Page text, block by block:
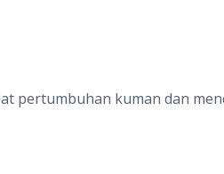
pertumbuhan kuman dan